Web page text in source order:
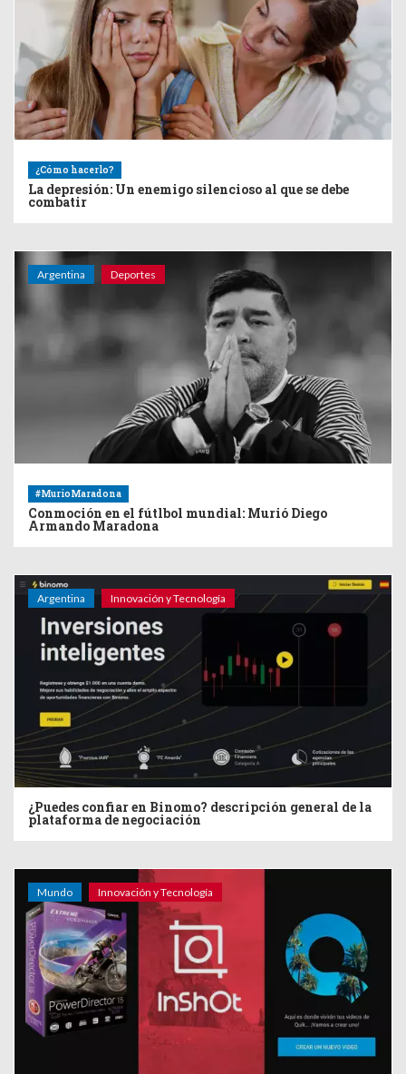
¿Cómo hacerlo?
La depresión: Un enemigo silencioso al que se debe
combatir
Argentina Deportes
#MurioMaradona
Conmoción en el fútlbol mundial: Murió Diego
Armando Maradona
Argentina Innovación y Tecnología
¿Puedes confiar en Binomo? descripción general de la
plataforma de negociación
Mundo Innovación y Tecnología